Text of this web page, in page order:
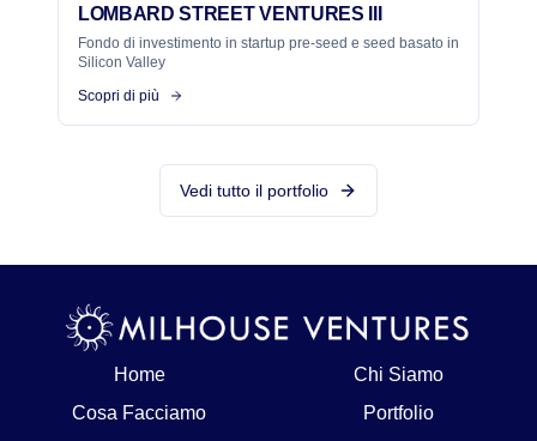
LOMBARD STREET VENTURES III
Fondo di investimento in startup pre-seed e seed basato in
Silicon Valley
Scopri di più
Vedi tutto il portfolio
Home
Chi Siamo
Cosa Facciamo
Portfolio